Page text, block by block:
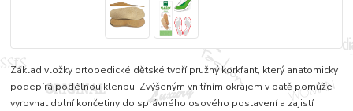
Základ vložky ortopedické dětské tvoří pružný korkfant, který anatomicky
podepírá podélnou klenbu. Zvýšeným vnitřním okrajem v patě pomůže
vyrovnat dolní končetiny do správného osového postavení a zajistí